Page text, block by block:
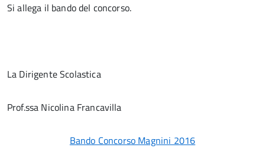
Si allega il bando del concorso.
La Dirigente Scolastica
Prof.ssa Nicolina Francavilla
Bando Concorso Magnini 2016